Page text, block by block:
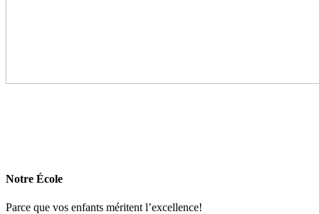
Notre École
Parce que vos enfants méritent l’excellence!